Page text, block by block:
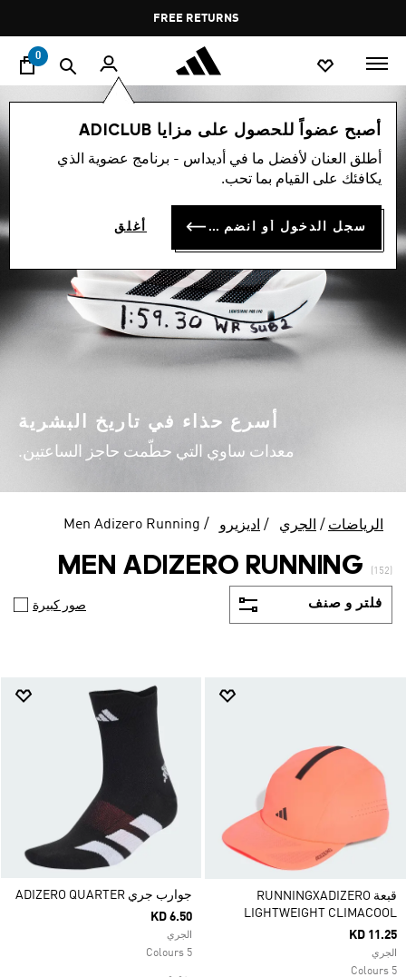
Pause
promotion
rotation
FREE DELIVERY OVER 35 KWD
0
أصبح عضواً للحصول على مزايا ADICLUB
أطلق العنان لأفضل ما في أديداس - برنامج عضوية الذي
يكافئك على القيام بما تحب.
سجل الدخول أو انضم الآن أغلق
أسرع حذاء في تاريخ البشرية
معدات ساوي التي حطّمت حاجز الساعتين.
الرياضات الجري اديزيرو Men Adizero Running
MEN ADIZERO RUNNING (152)
فلتر و صنف صور كبيرة
قبعة RUNNINGXADIZERO
LIGHTWEIGHT CLIMACOOL
KD 11.25
الجري
5 Colours
جوارب جري ADIZERO QUARTER
KD 6.50
الجري
5 Colours